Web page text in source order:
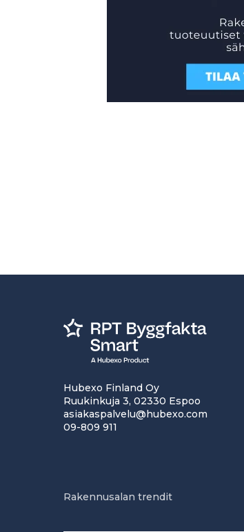
Hubexo Finland Oy
Ruukinkuja 3, 02330 Espoo
asiakaspalvelu@hubexo.com
09-809 911
Rakennusalan trendit